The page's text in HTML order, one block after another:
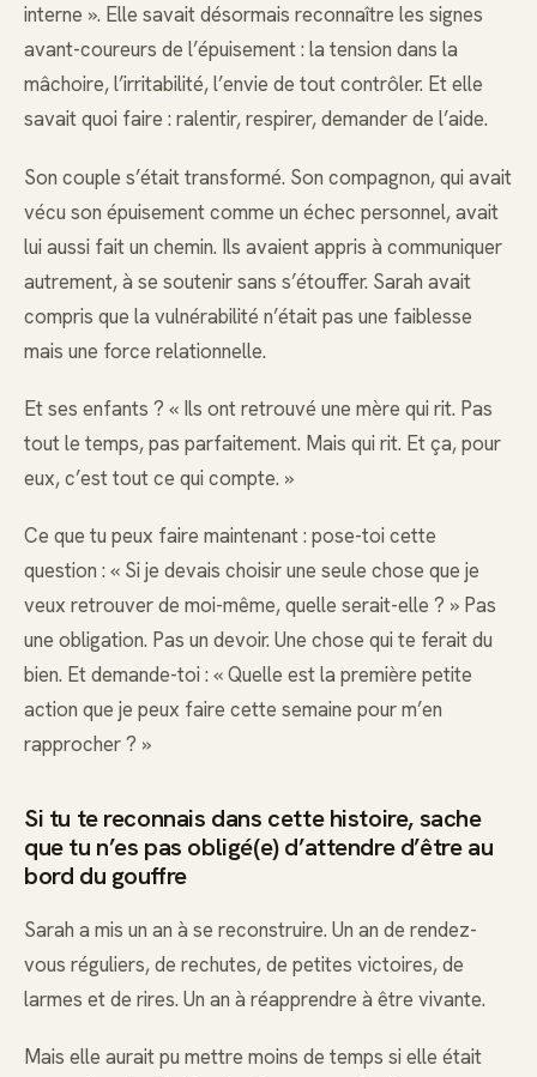
interne ». Elle savait désormais reconnaître les signes
avant-coureurs de l’épuisement : la tension dans la
mâchoire, l’irritabilité, l’envie de tout contrôler. Et elle
savait quoi faire : ralentir, respirer, demander de l’aide.
Son couple s’était transformé. Son compagnon, qui avait
vécu son épuisement comme un échec personnel, avait
lui aussi fait un chemin. Ils avaient appris à communiquer
autrement, à se soutenir sans s’étouffer. Sarah avait
compris que la vulnérabilité n’était pas une faiblesse
mais une force relationnelle.
Et ses enfants ? « Ils ont retrouvé une mère qui rit. Pas
tout le temps, pas parfaitement. Mais qui rit. Et ça, pour
eux, c’est tout ce qui compte. »
Ce que tu peux faire maintenant : pose-toi cette
question : « Si je devais choisir une seule chose que je
veux retrouver de moi-même, quelle serait-elle ? » Pas
une obligation. Pas un devoir. Une chose qui te ferait du
bien. Et demande-toi : « Quelle est la première petite
action que je peux faire cette semaine pour m’en
rapprocher ? »
Si tu te reconnais dans cette histoire, sache
que tu n’es pas obligé(e) d’attendre d’être au
bord du gouffre
Sarah a mis un an à se reconstruire. Un an de rendez-
vous réguliers, de rechutes, de petites victoires, de
larmes et de rires. Un an à réapprendre à être vivante.
Mais elle aurait pu mettre moins de temps si elle était